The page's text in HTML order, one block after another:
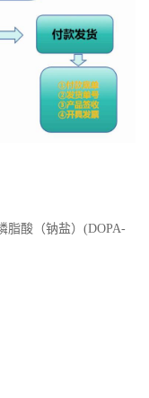
酸（钠盐）(DOPA-